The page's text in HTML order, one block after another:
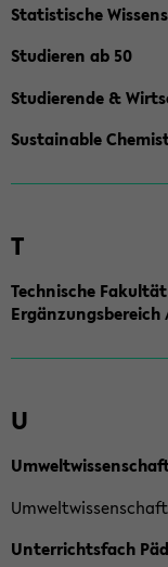
Statistische
Studieren ab 50
Studierende &
Sustainable
T
Technische
Ergänzungsbereich
U
Unterrichtsfach